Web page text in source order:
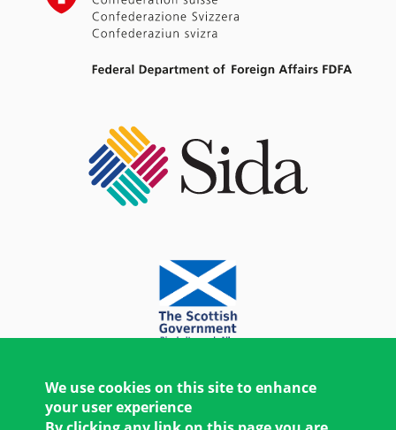
We use cookies on this site to enhance
your user experience